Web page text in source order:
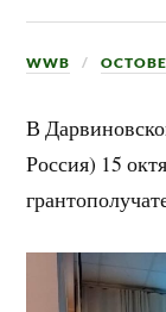
WWB
В
Россия) 15